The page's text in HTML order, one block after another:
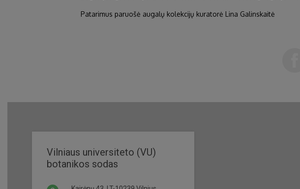
Patarimus paruošė augalų kolekcijų kuratorė Lina Galinskaitė
Vilniaus universiteto (VU)
botanikos sodas